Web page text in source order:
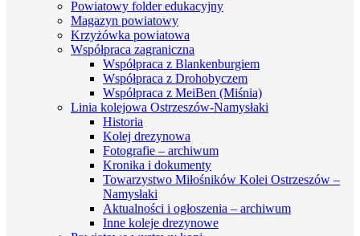
Powiatowy folder edukacyjny
Magazyn powiatowy
Krzyżówka powiatowa
Współpraca zagraniczna
Współpraca z Blankenburgiem
Współpraca z Drohobyczem
Współpraca z MeiBen (Miśnia)
Linia kolejowa Ostrzeszów-Namysłaki
Historia
Kolej drezynowa
Fotografie – archiwum
Kronika i dokumenty
Towarzystwo Miłośników Kolei Ostrzeszów –
Namysłaki
Aktualności i ogłoszenia – archiwum
Inne koleje drezynowe